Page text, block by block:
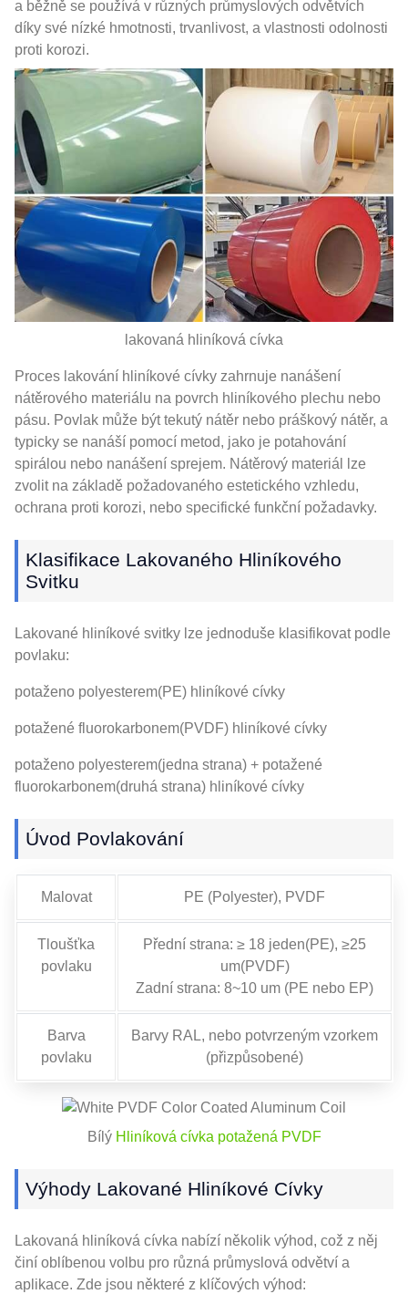
a běžně se používá v různých průmyslových odvětvích
díky své nízké hmotnosti, trvanlivost, a vlastnosti odolnosti
proti korozi.
lakovaná hliníková cívka
Proces lakování hliníkové cívky zahrnuje nanášení
nátěrového materiálu na povrch hliníkového plechu nebo
pásu. Povlak může být tekutý nátěr nebo práškový nátěr, a
typicky se nanáší pomocí metod, jako je potahování
spirálou nebo nanášení sprejem. Nátěrový materiál lze
zvolit na základě požadovaného estetického vzhledu,
ochrana proti korozi, nebo specifické funkční požadavky.
Klasifikace Lakovaného Hliníkového
Svitku
Lakované hliníkové svitky lze jednoduše klasifikovat podle
povlaku:
potaženo polyesterem(PE) hliníkové cívky
potažené fluorokarbonem(PVDF) hliníkové cívky
potaženo polyesterem(jedna strana) + potažené
fluorokarbonem(druhá strana) hliníkové cívky
Úvod Povlakování
Malovat PE (Polyester), PVDF
Tloušťka
povlaku
Přední strana: ≥ 18 jeden(PE), ≥25
um(PVDF)
Zadní strana: 8~10 um (PE nebo EP)
Barva
povlaku
Barvy RAL, nebo potvrzeným vzorkem
(přizpůsobené)
Bílý Hliníková cívka potažená PVDF
Výhody Lakované Hliníkové Cívky
Lakovaná hliníková cívka nabízí několik výhod, což z něj
činí oblíbenou volbu pro různá průmyslová odvětví a
aplikace. Zde jsou některé z klíčových výhod: